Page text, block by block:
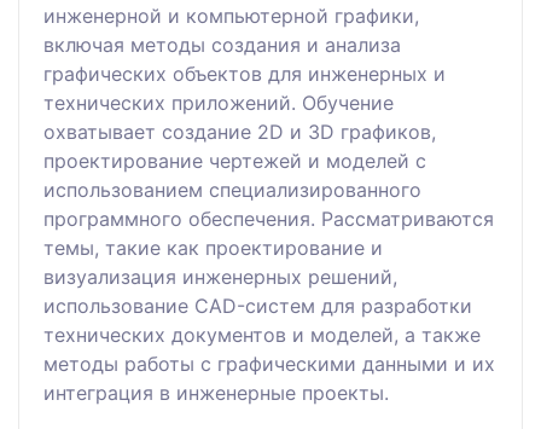
инженерной и компьютерной графики,
включая методы создания и анализа
графических объектов для инженерных и
технических приложений. Обучение
охватывает создание 2D и 3D графиков,
проектирование чертежей и моделей с
использованием специализированного
программного обеспечения. Рассматриваются
темы, такие как проектирование и
визуализация инженерных решений,
использование CAD-систем для разработки
технических документов и моделей, а также
методы работы с графическими данными и их
интеграция в инженерные проекты.